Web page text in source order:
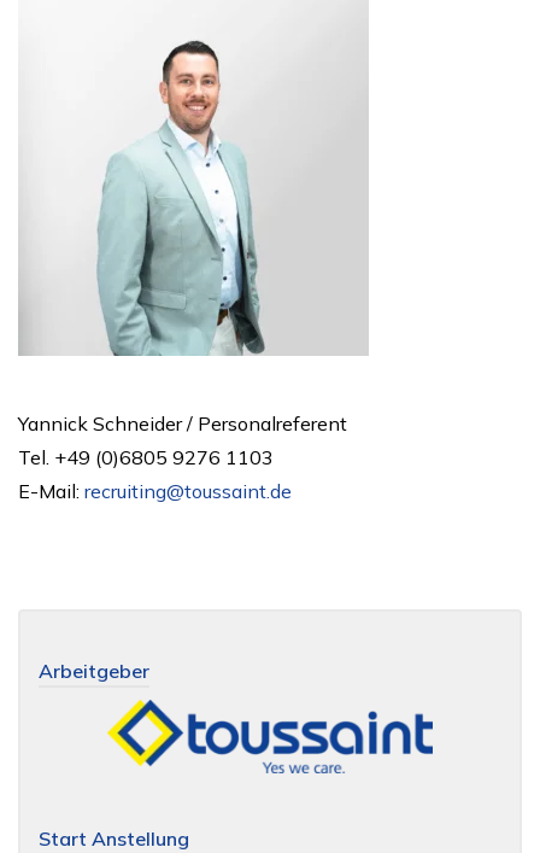
Yannick Schneider / Personalreferent
Tel. +49 (0)6805 9276 1103
E-Mail: recruiting@toussaint.de
Arbeitgeber
Start Anstellung